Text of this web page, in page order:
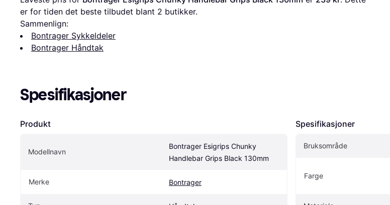
er for tiden det beste tilbudet blant 2 butikker.
Sammenlign:
Bontrager Sykkeldeler
Bontrager Håndtak
Spesifikasjoner
Produkt
Modellnavn
Bontrager Esigrips Chunky
Handlebar Grips Black 130mm
Merke Bontrager
Spesifikasjoner
Bruksområde
Farge